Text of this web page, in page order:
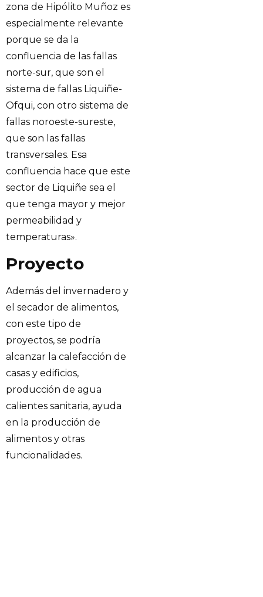
zona de Hipólito Muñoz es
especialmente relevante
porque se da la
confluencia de las fallas
norte-sur, que son el
sistema de fallas Liquiñe-
Ofqui, con otro sistema de
fallas noroeste-sureste,
que son las fallas
transversales. Esa
confluencia hace que este
sector de Liquiñe sea el
que tenga mayor y mejor
permeabilidad y
temperaturas».
Proyecto
Además del invernadero y
el secador de alimentos,
con este tipo de
proyectos, se podría
alcanzar la calefacción de
casas y edificios,
producción de agua
calientes sanitaria, ayuda
en la producción de
alimentos y otras
funcionalidades.